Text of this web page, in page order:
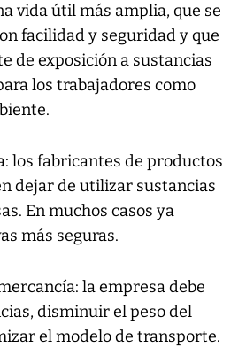
vida útil más amplia, que se
facilidad y seguridad y que
de exposición a sustancias
los trabajadores como
los fabricantes de productos
dejar de utilizar sustancias
En muchos casos ya
más seguras.
la empresa debe
disminuir el peso del
el modelo de transporte.